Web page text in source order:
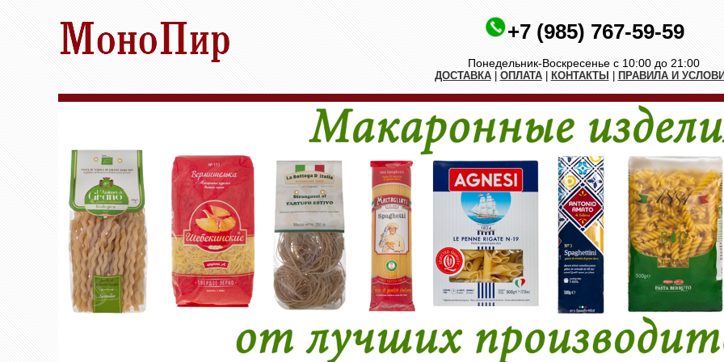
+7 (985) 767-59-59
Понедельник-Воскресенье с 10:00 до 21:00
ДОСТАВКА| ОПЛАТА| КОНТАКТЫ ПРАВИЛА И